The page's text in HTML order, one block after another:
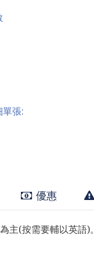
張:
優惠
主(按需要輔以英語)